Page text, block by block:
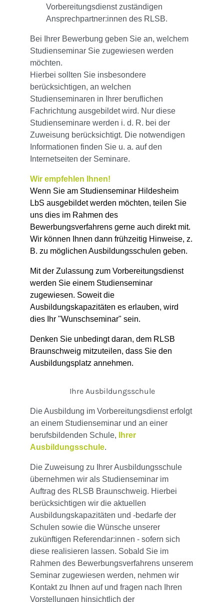
Vorbereitungsdienst zuständigen
Ansprechpartner:innen des RLSB.
Bei Ihrer Bewerbung geben Sie an, welchem
Studienseminar Sie zugewiesen werden
möchten.
Hierbei sollten Sie insbesondere
berücksichtigen, an welchen
Studienseminaren in Ihrer beruflichen
Fachrichtung ausgebildet wird. Nur diese
Studienseminare werden i. d. R. bei der
Zuweisung berücksichtigt. Die notwendigen
Informationen finden Sie u. a. auf den
Internetseiten der Seminare.
Wir empfehlen Ihnen!
Wenn Sie am Studienseminar Hildesheim
LbS ausgebildet werden möchten, teilen Sie
uns dies im Rahmen des
Bewerbungsverfahrens gerne auch direkt mit.
Wir können Ihnen dann frühzeitig Hinweise, z.
B. zu möglichen Ausbildungsschulen geben.
Mit der Zulassung zum Vorbereitungsdienst
werden Sie einem Studienseminar
zugewiesen. Soweit die
Ausbildungskapazitäten es erlauben, wird
dies Ihr "Wunschseminar" sein.
Denken Sie unbedingt daran, dem RLSB
Braunschweig mitzuteilen, dass Sie den
Ausbildungsplatz annehmen.
Ihre Ausbildungsschule
Die Ausbildung im Vorbereitungsdienst erfolgt
an einem Studienseminar und an einer
berufsbildenden Schule,
Ihrer
Ausbildungsschule.
Die Zuweisung zu Ihrer Ausbildungsschule
übernehmen wir als Studienseminar im
Auftrag des RLSB Braunschweig. Hierbei
berücksichtigen wir die aktuellen
Ausbildungskapazitäten und -bedarfe der
Schulen sowie die Wünsche unserer
zukünftigen Referendar:innen - sofern sich
diese realisieren lassen. Sobald Sie im
Rahmen des Bewerbungsverfahrens unserem
Seminar zugewiesen werden, nehmen wir
Kontakt zu Ihnen auf und fragen nach Ihren
Vorstellungen hinsichtlich der